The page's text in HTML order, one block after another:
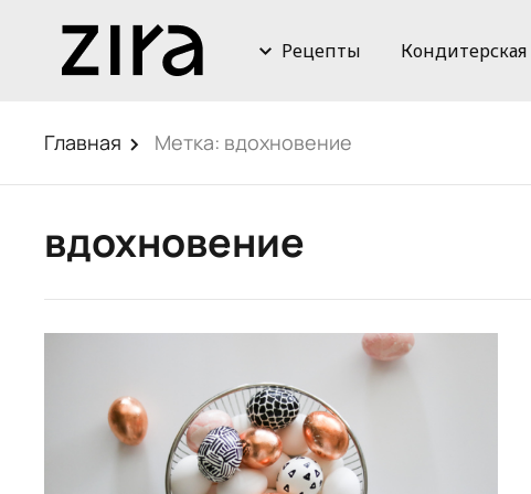
Рецепты Кондитерская
Главная Метка: вдохновение
вдохновение